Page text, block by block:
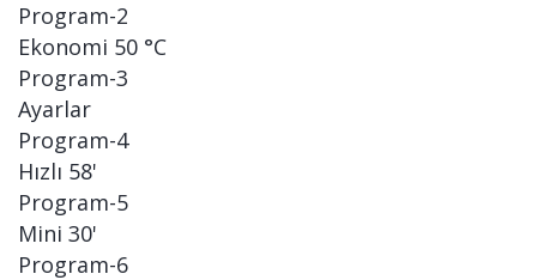
Program-2
Ekonomi 50 °C
Program-3
Ayarlar
Program-4
Hızlı 58'
Program-5
Mini 30'
Program-6